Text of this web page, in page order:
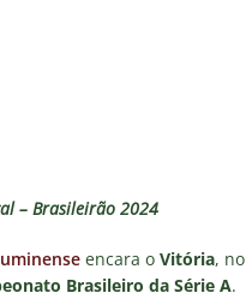
– Brasileirão 2024
encara o Vitória, no
Brasileiro da Série A.